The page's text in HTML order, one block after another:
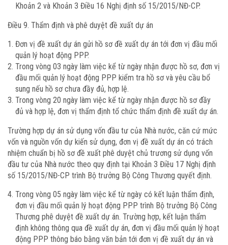
Khoản 2 và Khoản 3 Điều 16 Nghị định số 15/2015/NĐ-CP.
Điều 9. Thẩm định và phê duyệt đề xuất dự án
Đơn vị đề xuất dự án gửi hồ sơ đề xuất dự án tới đơn vị đầu mối
quản lý hoạt động PPP.
Trong vòng 03 ngày làm việc kể từ ngày nhận được hồ sơ, đơn vị
đầu mối quản lý hoạt động PPP kiểm tra hồ sơ và yêu cầu bổ
sung nếu hồ sơ chưa đầy đủ, hợp lệ.
Trong vòng 20 ngày làm việc kể từ ngày nhận được hồ sơ đầy
đủ và hợp lệ, đơn vị thẩm định tổ chức thẩm định đề xuất dự án.
Trường hợp dự án sử dụng vốn đầu tư của Nhà nước, căn cứ mức
vốn và nguồn vốn dự kiến sử dụng, đơn vị đề xuất dự án có trách
nhiệm chuẩn bị hồ sơ đề xuất phê duyệt chủ trương sử dụng vốn
đầu tư của Nhà nước theo quy định tại Khoản 3 Điều 17 Nghị định
số 15/2015/NĐ-CP trình Bộ trưởng Bộ Công Thương quyết định.
Trong vòng 05 ngày làm việc kể từ ngày có kết luận thẩm định,
đơn vị đầu mối quản lý hoạt động PPP trình Bộ trưởng Bộ Công
Thương phê duyệt đề xuất dự án. Trường hợp, kết luận thẩm
định không thông qua đề xuất dự án, đơn vị đầu mối quản lý hoạt
động PPP thông báo bằng văn bản tới đơn vị đề xuất dự án và